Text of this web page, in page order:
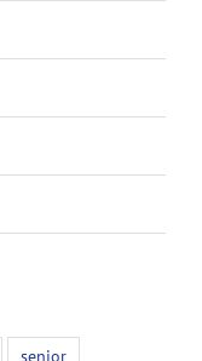
senior